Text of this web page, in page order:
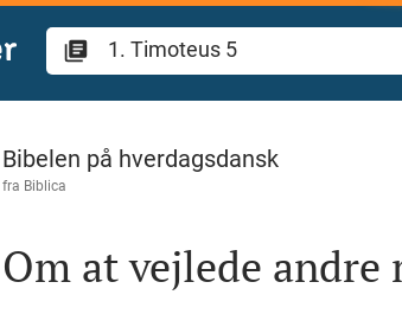
1. Timoteus 5
Bibelen på hverdagsdansk
fra Biblica
Om at vejlede andre